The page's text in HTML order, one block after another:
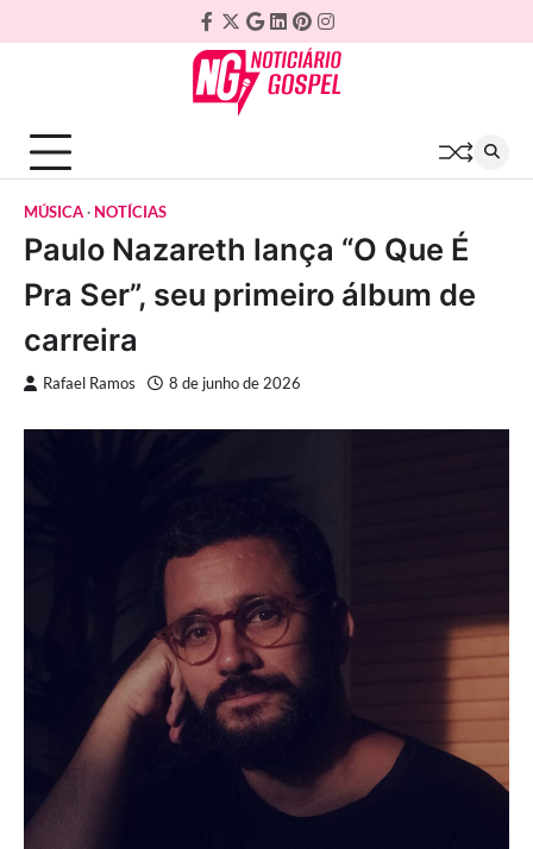
to
Facebook
Twitter
Google
Plus
Linkedin
Pinterest
Instagram
MÚSICA NOTÍCIAS
Paulo Nazareth lança “O Que É
Pra Ser”, seu primeiro álbum de
carreira
Rafael Ramos 8 de junho de 2026